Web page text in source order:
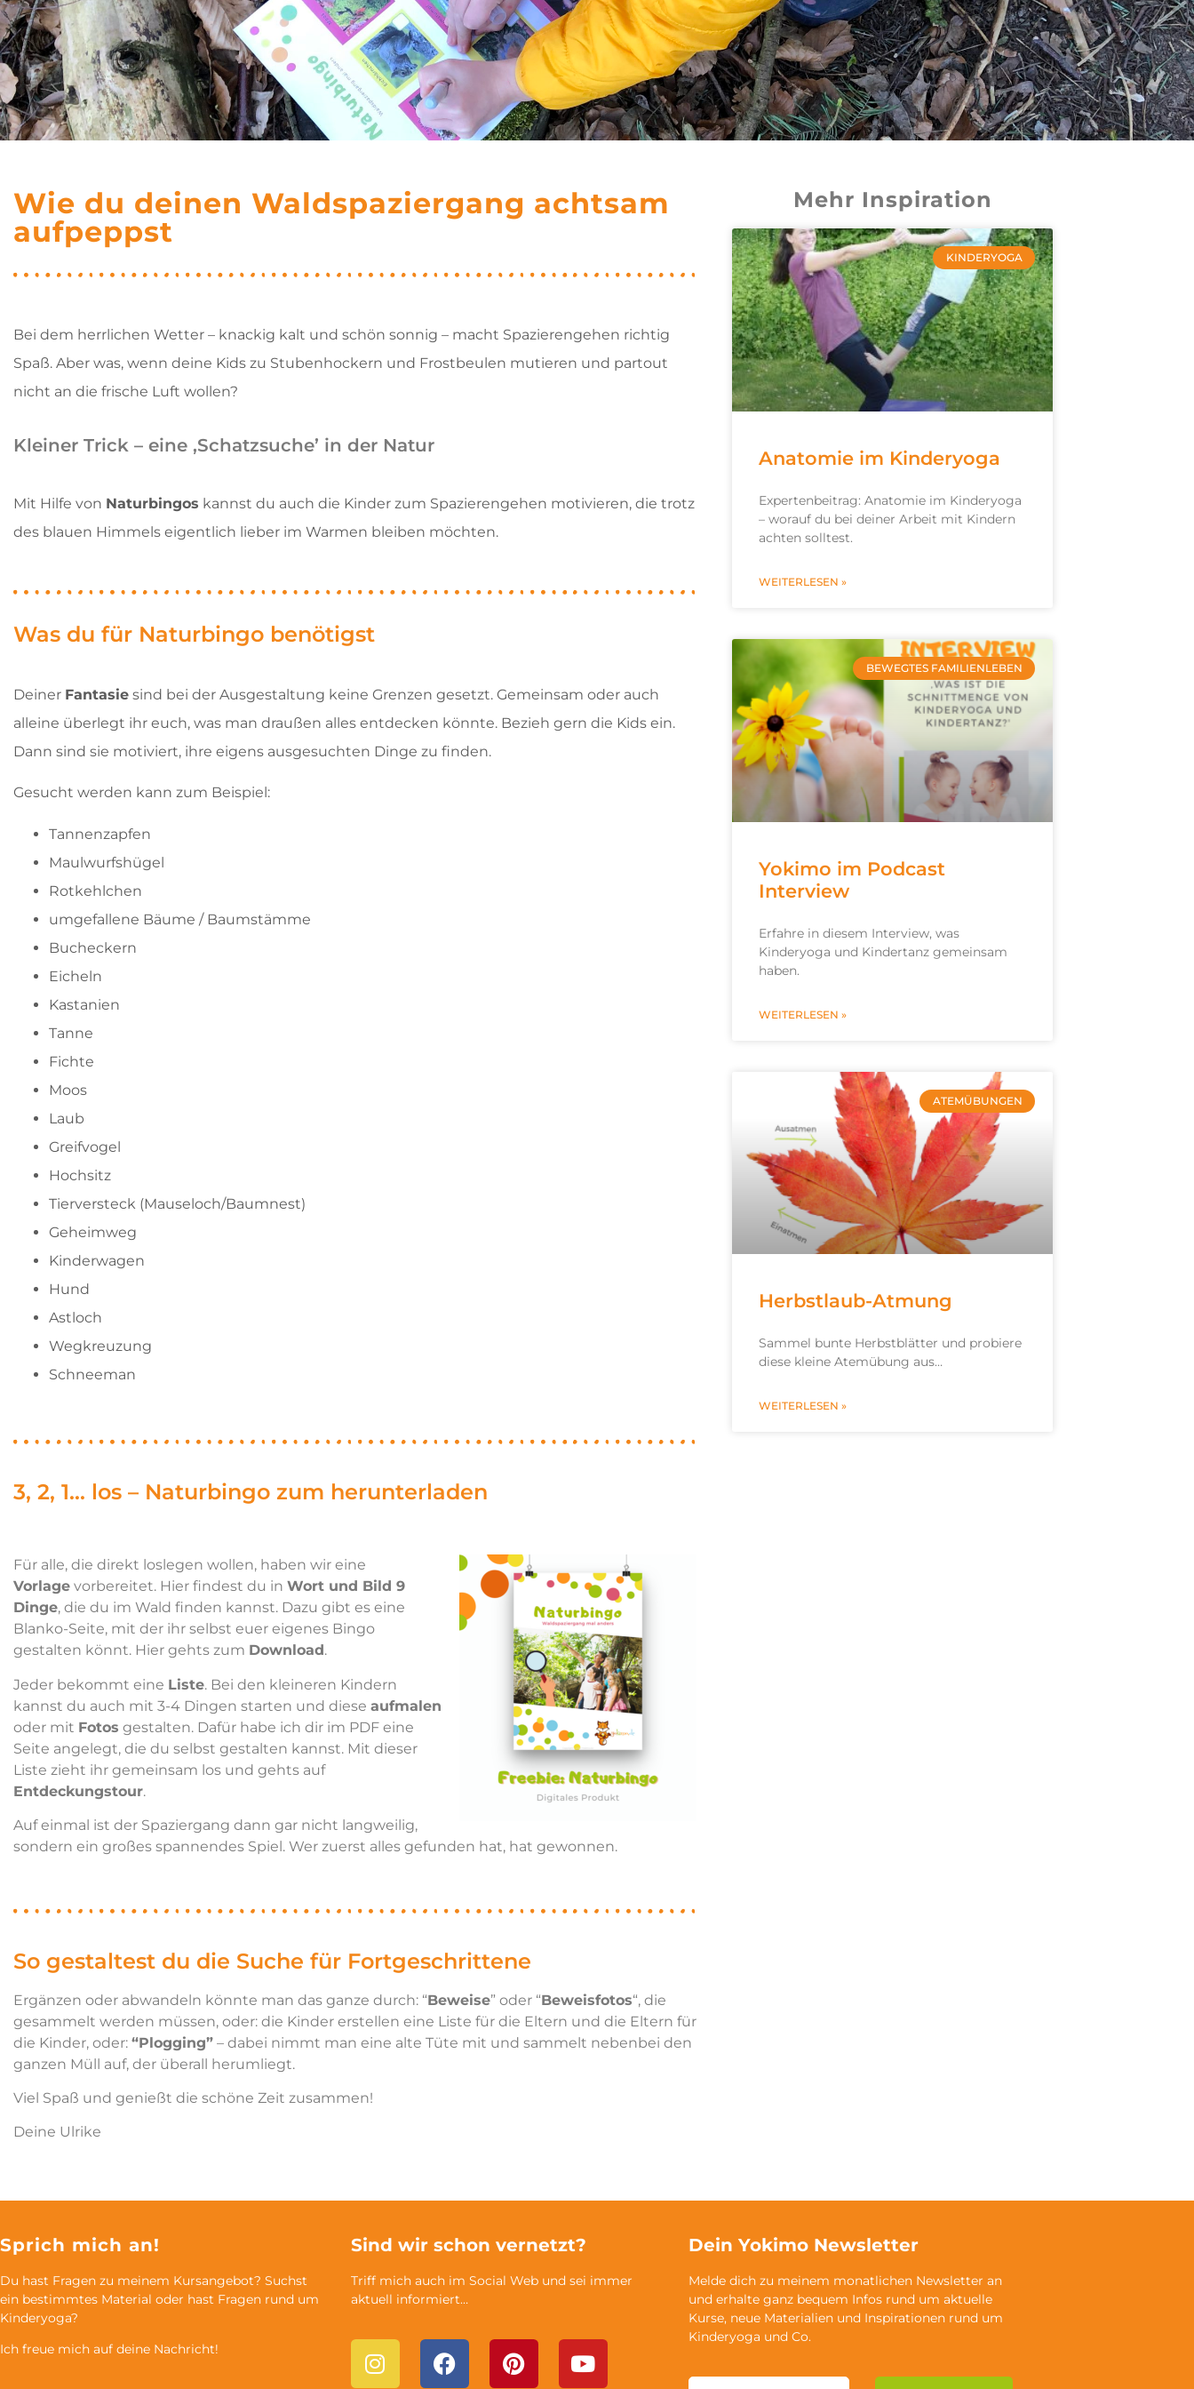
Wie du deinen Waldspaziergang achtsam
aufpeppst
Bei dem herrlichen Wetter – knackig kalt und schön sonnig – macht Spazierengehen richtig
Spaß. Aber was, wenn deine Kids zu Stubenhockern und Frostbeulen mutieren und partout
nicht an die frische Luft wollen?
Kleiner Trick – eine ,Schatzsuche’ in der Natur
Mit Hilfe von Naturbingos kannst du auch die Kinder zum Spazierengehen motivieren, die trotz
des blauen Himmels eigentlich lieber im Warmen bleiben möchten.
Was du für Naturbingo benötigst
Deiner Fantasie sind bei der Ausgestaltung keine Grenzen gesetzt. Gemeinsam oder auch
alleine überlegt ihr euch, was man draußen alles entdecken könnte. Bezieh gern die Kids ein.
Dann sind sie motiviert, ihre eigens ausgesuchten Dinge zu finden.
Gesucht werden kann zum Beispiel:
Tannenzapfen
Maulwurfshügel
Rotkehlchen
umgefallene Bäume / Baumstämme
Bucheckern
Eicheln
Kastanien
Tanne
Fichte
Moos
Laub
Greifvogel
Hochsitz
Tierversteck (Mauseloch/Baumnest)
Geheimweg
Kinderwagen
Hund
Astloch
Wegkreuzung
Schneeman
3, 2, 1... los – Naturbingo zum herunterladen
Für alle, die direkt loslegen wollen, haben wir eine
Vorlage vorbereitet. Hier findest du in Wort und Bild 9
Dinge, die du im Wald finden kannst. Dazu gibt es eine
Blanko-Seite, mit der ihr selbst euer eigenes Bingo
gestalten könnt. Hier gehts zum Download .
Jeder bekommt eine Liste. Bei den kleineren Kindern
kannst du auch mit 3-4 Dingen starten und diese aufmalen
oder mit Fotos gestalten. Dafür habe ich dir im PDF eine
Seite angelegt, die du selbst gestalten kannst. Mit dieser
Liste zieht ihr gemeinsam los und gehts auf
Entdeckungstour.
Auf einmal ist der Spaziergang dann gar nicht langweilig,
sondern ein großes spannendes Spiel. Wer zuerst alles gefunden hat, hat gewonnen.
So gestaltest du die Suche für Fortgeschrittene
Ergänzen oder abwandeln könnte man das ganze durch: “Beweise” oder “Beweisfotos“, die
gesammelt werden müssen, oder: die Kinder erstellen eine Liste für die Eltern und die Eltern für
die Kinder, oder: “Plogging” – dabei nimmt man eine alte Tüte mit und sammelt nebenbei den
ganzen Müll auf, der überall herumliegt.
Viel Spaß und genießt die schöne Zeit zusammen!
Deine Ulrike
Mehr Inspiration
KINDERYOGA
Anatomie im Kinderyoga
Expertenbeitrag: Anatomie im Kinderyoga
– worauf du bei deiner Arbeit mit Kindern
achten solltest.
WEITERLESEN »
BEWEGTES FAMILIENLEBEN
Yokimo im Podcast
Interview
Erfahre in diesem Interview, was
Kinderyoga und Kindertanz gemeinsam
haben.
WEITERLESEN »
ATEMÜBUNGEN
Herbstlaub-Atmung
Sammel bunte Herbstblätter und probiere
diese kleine Atemübung aus…
WEITERLESEN »
Sprich mich an!
Du hast Fragen zu meinem Kursangebot? Suchst
ein bestimmtes Material oder hast Fragen rund um
Kinderyoga?
Ich freue mich auf deine Nachricht!
Sind wir schon vernetzt?
Triff mich auch im Social Web und sei immer
aktuell informiert…
Dein Yokimo Newsletter
Melde dich zu meinem monatlichen Newsletter an
und erhalte ganz bequem Infos rund um aktuelle
Kurse, neue Materialien und Inspirationen rund um
Kinderyoga und Co.